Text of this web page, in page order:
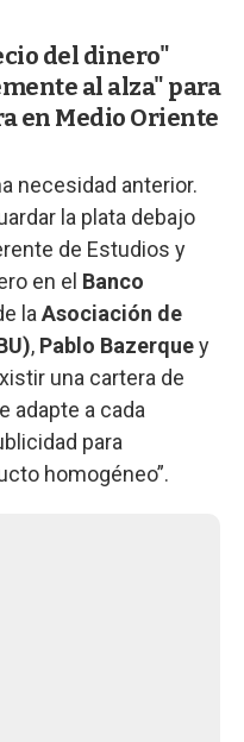
del dinero"
al alza" para
en Medio Oriente
necesidad anterior.
la plata debajo
de Estudios y
en el Banco
la Asociación de
, Pablo Bazerquey
una cartera de
adapte a cada
para
homogéneo”.